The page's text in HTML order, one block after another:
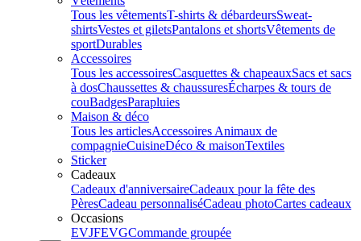
Tous les vêtementsT-shirts & débardeursSweat-
shirtsVestes et giletsPantalons et shortsVêtements de
sportDurables
Accessoires
Tous les accessoiresCasquettes & chapeauxSacs et sacs
à dosChaussettes & chaussuresÉcharpes & tours de
couBadgesParapluies
Maison & déco
Tous les articlesAccessoires Animaux de
compagnieCuisineDéco & maisonTextiles
Sticker
Cadeaux
Cadeaux d'anniversaireCadeaux pour la fête des
PèresCadeau personnaliséCadeau photoCartes cadeaux
Occasions
EVJFEVGCommande groupée